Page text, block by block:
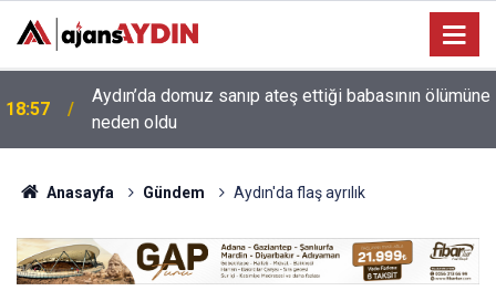
18:13 Yeni Parti'nin Aydın kurucu yönetimi belli oldu
Anasayfa Gündem Aydın'da flaş ayrılık